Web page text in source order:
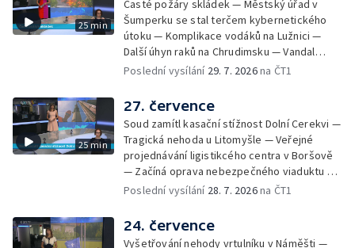
Děčíně — Biokoridor pro užovku stromovou
— Záchrana liblického vysílače — První
koncert Diany Ross v Česku — Výroba
obrněných vozidel CV90 — Biokoridor pod
vedením vysokého napětí
25 min
Časté požáry skládek — Městský úřad v
Šumperku se stal terčem kybernetického
útoku — Komplikace vodáků na Lužnici —
Další úhyn raků na Chrudimsku — Vandal
poškodil okna na Ještědu — Lvice Elza má
defibrilátorů — 194 km/h po dálnici D6 —
Problém s likvidací kadmia — Vězni na
Frýdlantsku čistí koryto potoka — Antikolizní
systém tramvají Škoda 40T — Praha má šanci
na rekordní turistickou sezonu — Začíná
festival PernštejnLove v Pardubicích — Jelen
albín na Litoměřicku — Čeští vědci se
Poslední vysílání 29. 7. 2026na ČT1
25 min
27. července
Soud zamítl kasační stížnost Dolní Cerekvi —
Tragická nehoda u Litomyšle — Veřejné
projednávání ligistikcého centra v Boršově
— Začíná oprava nebezpečného viaduktu v
Klatovech — Pražská koalice o zásahu na
na Českolipsku — Úřednice na pachatele
napojená nebyla — Nižší zájem o Novou
Poslední vysílání 28. 7. 2026na ČT1
24. července
Vyšetřování nehody vrtulníku v Náměšti —